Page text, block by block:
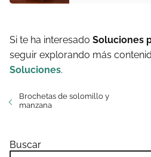
Si te ha interesado Soluciones
seguir explorando más
Soluciones.
Brochetas de solomillo y
manzana
Buscar